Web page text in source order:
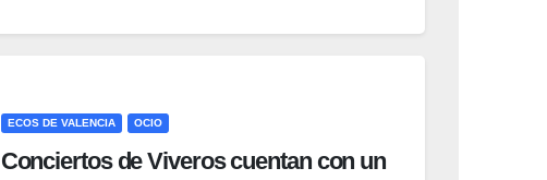
ECOS DE VALENCIA OCIO
Conciertos de Viveros cuentan con un